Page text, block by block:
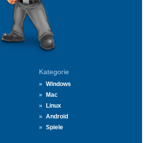
Kategorie
Windows
Mac
Linux
Android
Spiele